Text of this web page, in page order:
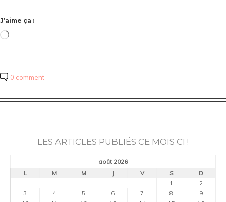
J’aime ça :
Chargement…
0 comment
LES ARTICLES PUBLIÉS CE MOIS CI !
août 2026
L
M M J V S
D
1
2
3
4 5 6 7 8
9